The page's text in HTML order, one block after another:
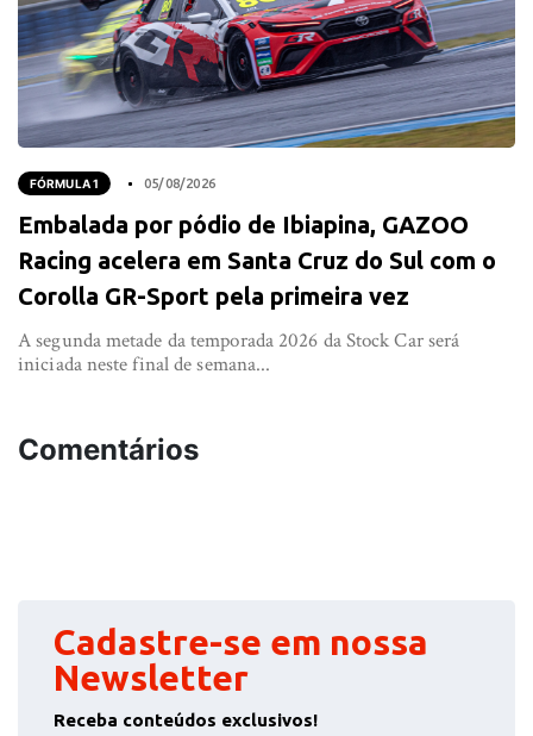
FÓRMULA 1 05/08/2026
Embalada por pódio de Ibiapina, GAZOO
Racing acelera em Santa Cruz do Sul com o
Corolla GR-Sport pela primeira vez
A segunda metade da temporada 2026 da Stock Car será
iniciada neste final de semana...
Comentários
Cadastre-se em nossa
Newsletter
Receba conteúdos exclusivos!